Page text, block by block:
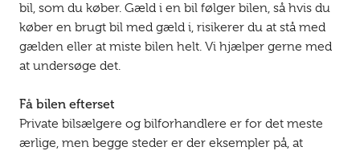
bil, som du køber. Gæld i en bil følger bilen, så hvis du
køber en brugt bil med gæld i, risikerer du at stå med
gælden eller at miste bilen helt. Vi hjælper gerne med
at undersøge det.
Få bilen efterset
Private bilsælgere og bilforhandlere er for det meste
ærlige, men begge steder er der eksempler på, at